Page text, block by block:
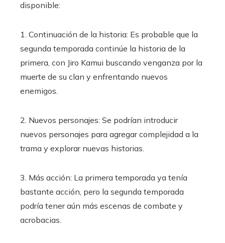
disponible:
1. Continuación de la historia: Es probable que la
segunda temporada continúe la historia de la
primera, con Jiro Kamui buscando venganza por la
muerte de su clan y enfrentando nuevos
enemigos.
2. Nuevos personajes: Se podrían introducir
nuevos personajes para agregar complejidad a la
trama y explorar nuevas historias.
3. Más acción: La primera temporada ya tenía
bastante acción, pero la segunda temporada
podría tener aún más escenas de combate y
acrobacias.